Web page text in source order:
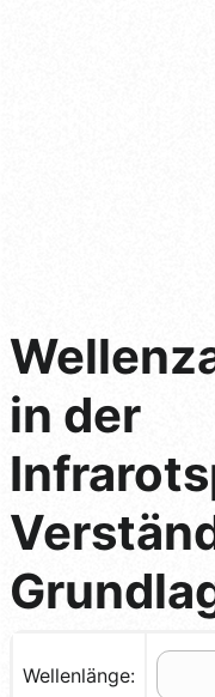
in der
Wellenlänge: